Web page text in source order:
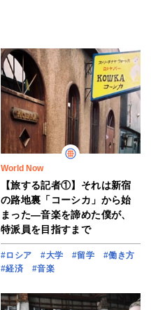
World Now
【旅する記者①】それは新宿
の路地裏「コーシカ」から始
まった―音楽を諦めた僕が、
特派員を目指すまで
#ロシア #大学 #留学
#働き方
#経済
#音楽